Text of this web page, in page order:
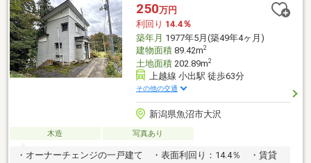
250万円
利回り 14.4％
築年月 1977年5月(築49年4ヶ月)
建物面積89.42m2
土地面積202.89m2
上越線 小出駅 徒歩63分
その他の交通
新潟県魚沼市大沢
木造 写真あり
・オーナーチェンジの一戸建て ・表面利回り：14.4％ ・賃貸